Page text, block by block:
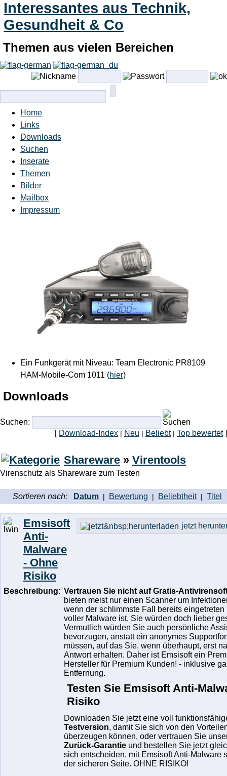
Interessantes aus Technik,
Gesundheit & Co
Themen aus vielen Bereichen
Home
Links
Downloads
Suchen
Inserate
Themen
Bilder
Mailbox
Impressum
Ein Funkgerät mit Niveau: Team Electronic PR8109
HAM-Mobile-Com 1011 (hier)
Downloads
Suchen:
[ Download-Index Neu Beliebt Top bewertet]
Shareware » Virentools
Virenschutz als Shareware zum Testen
Sortieren nach: Datum Bewertung Beliebtheit Titel
Emsisoft
Anti-
Malware
- Ohne
Risiko
jetzt
Beschreibung: Vertrauen Sie nicht auf Gratis-
bieten meist nur einen Scanner um
wenn der schlimmste Fall bereits
voller Malware ist. Sie würden doch lieber
Vermutlich würden Sie auch persönliche
bevorzugen, anstatt ein anonymes
müssen, auf das Sie, wenn überhaupt, erst
Antwort erhalten. Daher ist Emsisoft ein
Hersteller für Premium Kunden! - inklusive
Entfernung.
Testen Sie Emsisoft Anti-
Risiko
Downloaden Sie jetzt eine voll
Testversion, damit Sie sich von den
überzeugen können, oder vertrauen Sie
Zurück-Garantieund bestellen Sie jetzt
sich entscheiden, mit Emsisoft Anti-Malware
der sicheren Seite. OHNE RISIKO!